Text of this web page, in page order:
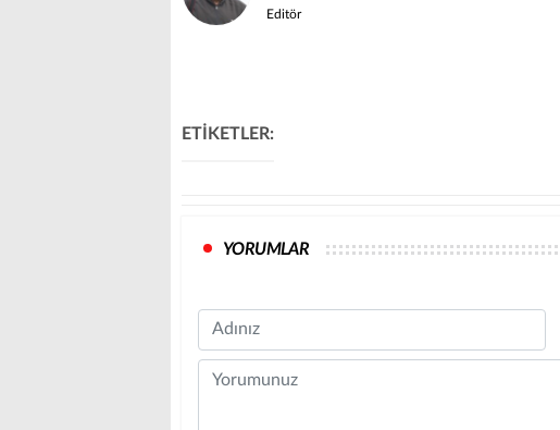
Editör
ETİKETLER:
YORUMLAR
Name
Comment